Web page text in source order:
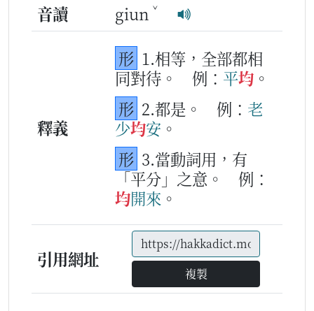
音讀 giun ˇ
釋義
形 1.相等，全部都相
同對待。
例： 平均 。
形 2.都是。 例： 老
少均安 。
形 3.當動詞用，有
「平分」之意。
例：
均開來 。
引用網址
複製